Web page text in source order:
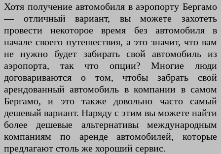
Хотя получение автомобиля в аэропорту Бергамо
— отличный вариант, вы можете захотеть
провести некоторое время без автомобиля в
начале своего путешествия, а это значит, что вам
не нужно будет забирать свой автомобиль из
аэропорта, так что опции? Многие люди
договариваются о том, чтобы забрать свой
арендованный автомобиль в компании в самом
Бергамо, и это также довольно часто самый
дешевый вариант. Наряду с этим вы можете найти
более дешевые альтернативы международным
компаниям по аренде автомобилей, которые
предлагают столь же хороший сервис.